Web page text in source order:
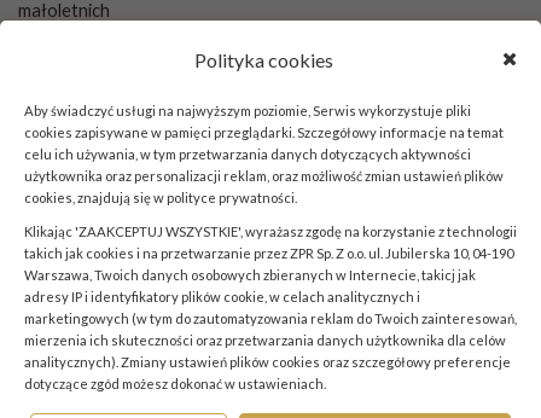
małoletnich
Klauzula RODO dla opiekunów dzieci
Kontakt
Polityka cookies
Aby świadczyć usługi na najwyższym poziomie, Serwis wykorzystuje pliki
cookies zapisywane w pamięci przeglądarki. Szczegółowy informacje na temat
celu ich używania, w tym przetwarzania danych dotyczących aktywności
użytkownika oraz personalizacji reklam, oraz możliwość zmian ustawień plików
cookies, znajdują się w polityce prywatności
Klikając 'ZAAKCEPTUJ WSZYSTKIE', wyrażasz zgodę na korzystanie z technologii
takich jak cookies i na przetwarzanie przez ZPR Sp. Z o.o. ul. Jubilerska 10, 04-190
Warszawa, Twoich danych osobowych zbieranych w Internecie, takicj jak
adresy IP i identyfikatory plików cookie, w celach analitycznych i
marketingowych (w tym do zautomatyzowania reklam do Twoich zainteresowań,
mierzenia ich skuteczności oraz przetwarzania danych użytkownika dla celów
analitycznych). Zmiany ustawień plików cookies oraz szczegółowy preferencje
dotyczące zgód możesz dokonać w ustawieniach.